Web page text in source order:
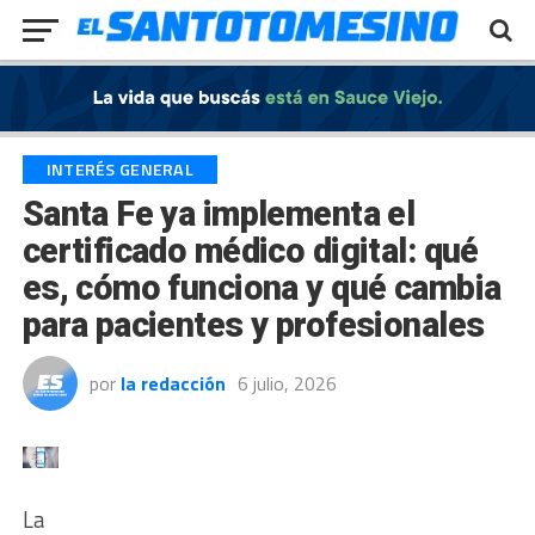
INTERÉS GENERAL
Santa Fe ya implementa el
certificado médico digital: qué
es, cómo funciona y qué cambia
para pacientes y profesionales
por la redacción 6 julio, 2026
La
Exit mobile version